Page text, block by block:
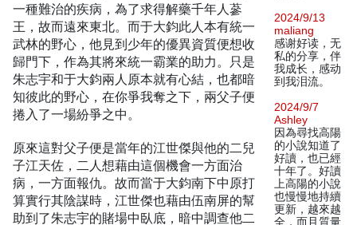
一種難治的疾病，為了求得解藥千年人蔘
王，故而遠來東北。而于大鈞此人本有統一
武林的野心，他見到少年的優異資質便想收
歸門下，作為其將來統一霸業的助力。只是
朱志宇和于大鈞兩人原本就有心結，也都暗
知彼此的野心，在你爭我奪之下，兩父子便
捲入了一場紛爭之中。
原來這對父子便是當年的江世傑與他的二兒
子江天佐，二人想藉由這個機會一方面治
病，一方面報仇。故而當于大鈞南下中原打
算實行其陰謀時，江世傑也藉由伍南屏的幫
助到了朱志宇的賭場中臥底，暗中調查他二
2024/9/13
maliang
感谢好读，无
私的分享，伴
我成长，感动
到我泪流。
2024/9/7
Ashley
因為尋找高陽
的小說知道了
好讀，也已經
十年了。好讀
上高陽的小說
也慢慢地持續
更新，越來越
全，而且質量